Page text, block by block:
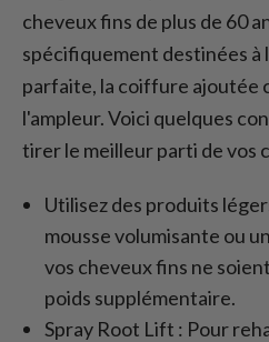
cheveux fins de plus de 60
spécifiquement destinées
parfaite, la coiffure ajoutée
l'ampleur. Voici quelques
tirer le meilleur parti de vos
Utilisez des produits
mousse volumisante ou
vos cheveux fins ne
poids supplémentaire.
Spray Root Lift : Pour